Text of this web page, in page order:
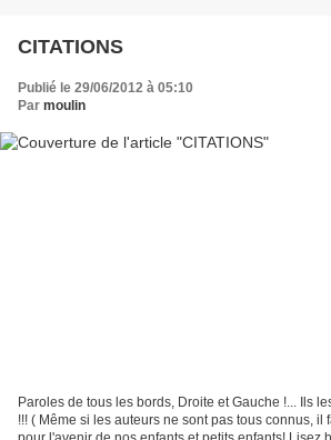
CITATIONS
Publié le 29/06/2012 à 05:10
Par moulin
Paroles de tous les bords, Droite et Gauche !... Ils
!!! ( Même si les auteurs ne sont pas tous connus, il